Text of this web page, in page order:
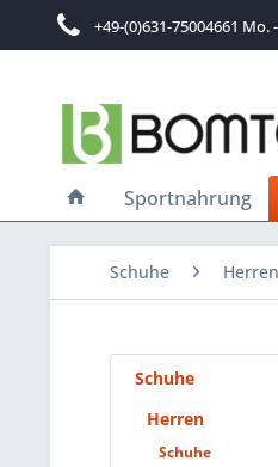
+49-(0)631-75004661 Mo.
Sportnahrung
Schuhe Herren
Schuhe
Herren
Schuhe